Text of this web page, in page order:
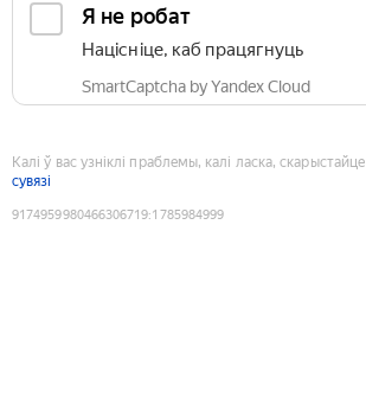
Я не робат
Націсніце, каб працягнуць
SmartCaptcha by Yandex Cloud
Калі ў вас узніклі праблемы, калі ласка, скарыстайце
сувязі
9174959980466306719:1785984999